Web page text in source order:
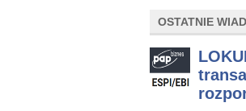
OSTATNIE